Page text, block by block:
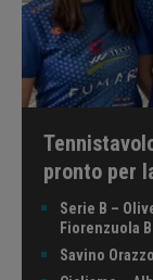
pronto per
Serie B –
Fiorenzuola
Savino